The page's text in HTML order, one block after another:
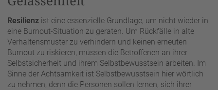
Resilienz ist eine essenzielle Grundlage, um nicht wieder in
eine Burnout-Situation zu geraten. Um Rückfälle in alte
Verhaltensmuster zu verhindern und keinen erneuten
Burnout zu riskieren, müssen die Betroffenen an ihrer
Selbstsicherheit und ihrem Selbstbewusstsein arbeiten. Im
Sinne der Achtsamkeit ist Selbstbewusstsein hier wörtlich
zu nehmen, denn die Personen sollen lernen, sich ihrer